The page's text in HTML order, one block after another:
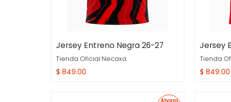
Jersey Entreno Negra 26-27
Tienda Oficial Necaxa
$ 849.00
Jersey
Tienda
$ 849.00